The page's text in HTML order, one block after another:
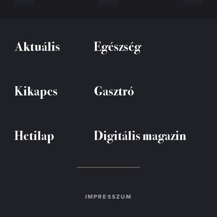
Aktuális Egészség
Kikapcs Gasztró
Hetilap Digitális magazin
IMPRESSZUM